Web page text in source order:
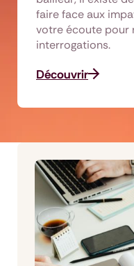
faire face aux
votre écoute pour
interrogations.
Découvrir